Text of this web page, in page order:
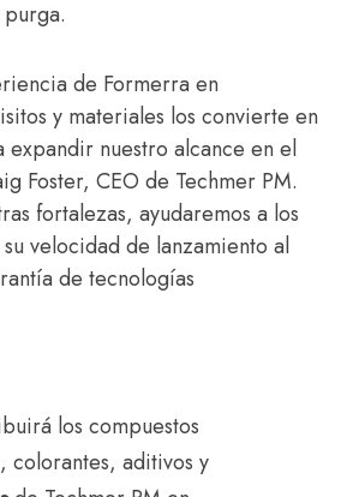
de Formerra en
y materiales los convierte en
expandir nuestro alcance en el
Foster, CEO de Techmer PM.
fortalezas, ayudaremos a los
velocidad de lanzamiento al
de tecnologías
los compuestos
colorantes, aditivos y